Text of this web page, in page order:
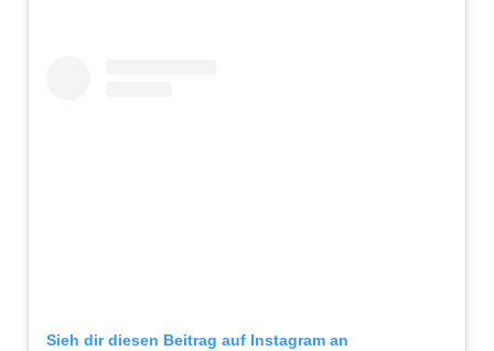
Sieh dir diesen Beitrag auf Instagram an